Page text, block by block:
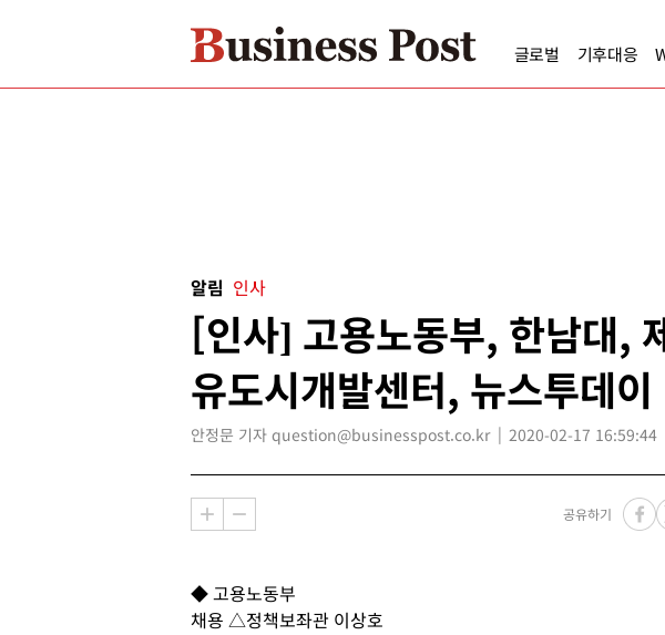
글로벌 기후대응
알림 인사
[인사] 고용노동부, 한남대,
유도시개발센터, 뉴스투데이
안정문 기자 question@businesspost.co.kr 2020-02-17 16:59:44
공유하기
◆ 고용노동부
채용 △정책보좌관 이상호